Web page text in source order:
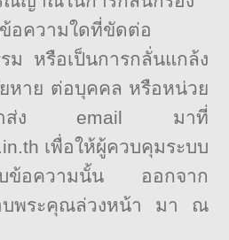
อความใดที่ขัดต่อ
ม หรือเป็นการกลั่นแกล้ง
ยหาย ต่อบุคคล หรือหน่วย
ส่ง email มาที่
เพื่อให้ผู้ควบคุมระบบ
บข้อความนั้น ออกจาก
บพระคุณล่วงหน้า มา ณ